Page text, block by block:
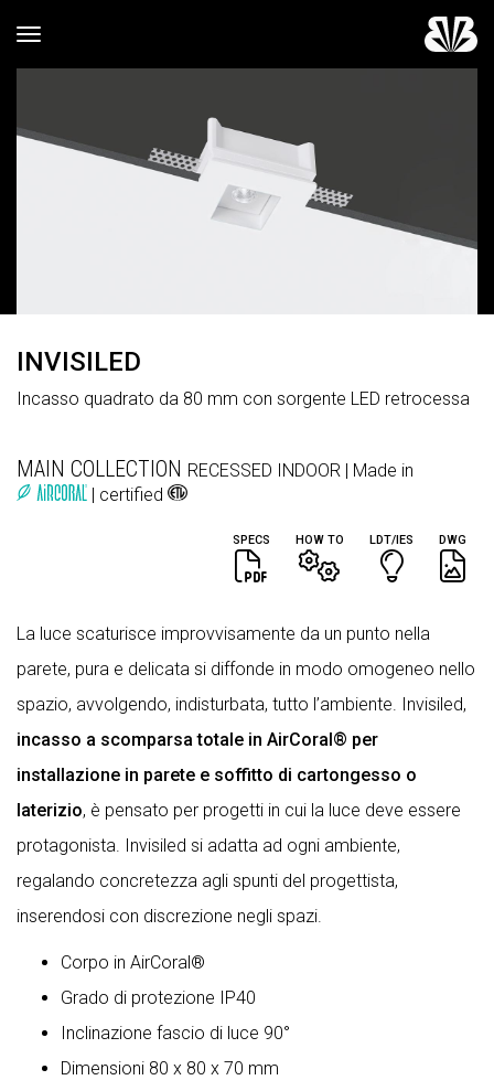
Toggle navigation
INVISILED
Incasso quadrato da 80 mm con sorgente LED retrocessa
MAIN COLLECTION RECESSED INDOOR | Made in
| certified
SPECS HOW TO LDT/IES DWG
La luce scaturisce improvvisamente da un punto nella
parete, pura e delicata si diffonde in modo omogeneo nello
spazio, avvolgendo, indisturbata, tutto l’ambiente. Invisiled,
incasso a scomparsa totale in AirCoral® per
installazione in parete e soffitto di cartongesso o
laterizio, è pensato per progetti in cui la luce deve essere
protagonista. Invisiled si adatta ad ogni ambiente,
regalando concretezza agli spunti del progettista,
inserendosi con discrezione negli spazi.
Corpo in AirCoral®
Grado di protezione IP40
Inclinazione fascio di luce 90°
Dimensioni 80 x 80 x 70 mm